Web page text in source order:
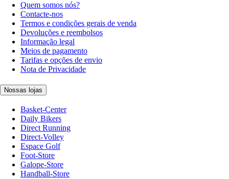
Quem somos nós?
Contacte-nos
Termos e condições gerais de venda
Devoluções e reembolsos
Informação legal
Meios de pagamento
Tarifas e opções de envio
Nota de Privacidade
Nossas lojas
Basket-Center
Daily Bikers
Direct Running
Direct-Volley
Espace Golf
Foot-Store
Galope-Store
Handball-Store